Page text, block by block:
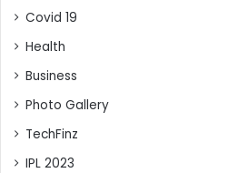
Covid 19
Health
Business
Photo Gallery
TechFinz
IPL 2023